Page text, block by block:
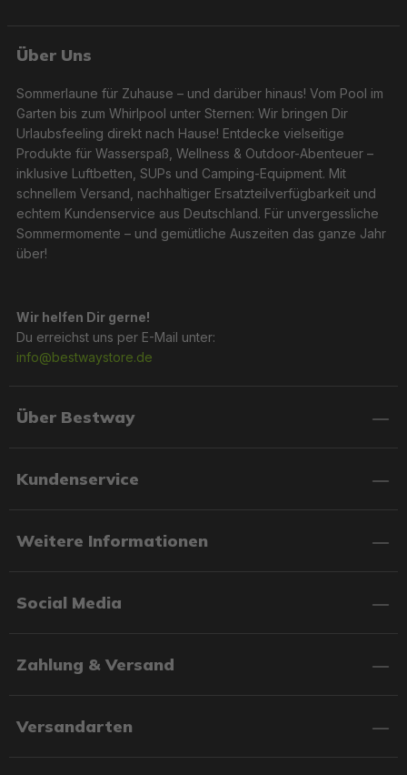
Über Uns
Sommerlaune für Zuhause – und darüber hinaus! Vom Pool im
Garten bis zum Whirlpool unter Sternen: Wir bringen Dir
Urlaubsfeeling direkt nach Hause! Entdecke vielseitige
Produkte für Wasserspaß, Wellness & Outdoor-Abenteuer –
inklusive Luftbetten, SUPs und Camping-Equipment. Mit
schnellem Versand, nachhaltiger Ersatzteilverfügbarkeit und
echtem Kundenservice aus Deutschland. Für unvergessliche
Sommermomente – und gemütliche Auszeiten das ganze Jahr
über!
Wir helfen Dir gerne!
Du erreichst uns per E-Mail unter:
info@bestwaystore.de
Über Bestway
Kundenservice
Weitere Informationen
Social Media
Zahlung & Versand
Versandarten